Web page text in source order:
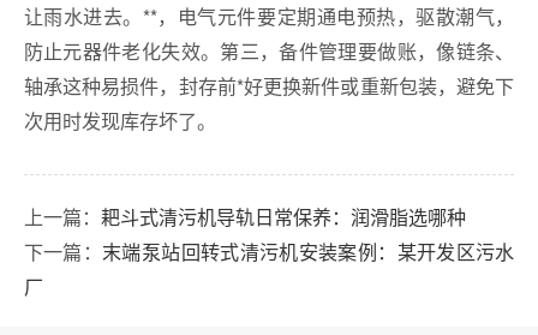
让雨水进去。**，电气元件要定期通电预热，驱散潮气，
防止元器件老化失效。第三，备件管理要做账，像链条、
轴承这种易损件，封存前*好更换新件或重新包装，避免下
次用时发现库存坏了。
上一篇： 耙斗式清污机导轨日常保养：润滑脂选哪种
下一篇： 末端泵站回转式清污机安装案例：某开发区污水
厂